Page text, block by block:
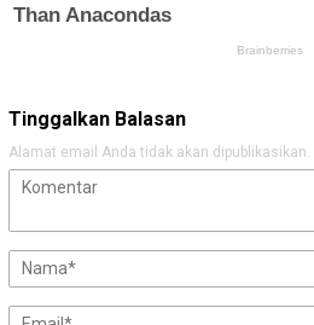
Tinggalkan Balasan
Alamat email Anda tidak akan dipublikasikan.